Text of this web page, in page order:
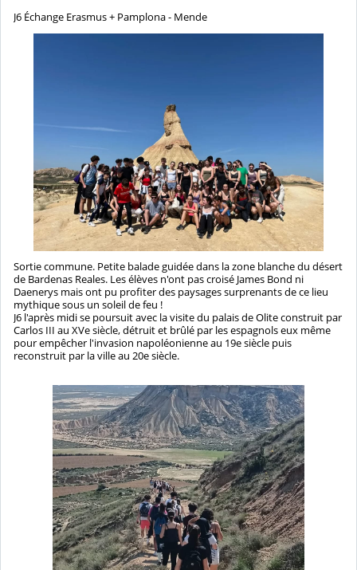
J6 Échange Erasmus + Pamplona - Mende
Sortie commune. Petite balade guidée dans la zone blanche du désert
de Bardenas Reales. Les élèves n'ont pas croisé James Bond ni
Daenerys mais ont pu profiter des paysages surprenants de ce lieu
mythique sous un soleil de feu !
J6 l'après midi se poursuit avec la visite du palais de Olite construit par
Carlos III au XVe siècle, détruit et brûlé par les espagnols eux même
pour empêcher l'invasion napoléonienne au 19e siècle puis
reconstruit par la ville au 20e siècle.